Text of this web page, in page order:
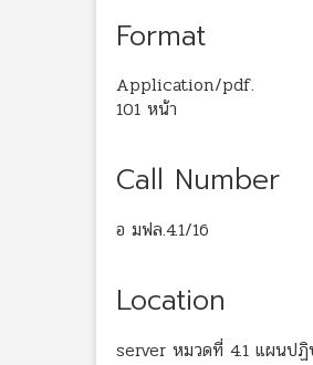
Format
Application/pdf.
101 หน้า
Call Number
อ มฟล.4.1/16
Location
server หมวดที่ 4.1 แผนป